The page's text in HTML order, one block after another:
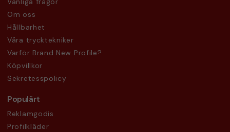
Om oss
Hållbarhet
Våra trycktekniker
Varför Brand New Profile?
Köpvillkor
Sekretesspolicy
Populärt
Reklamgodis
Profilkläder